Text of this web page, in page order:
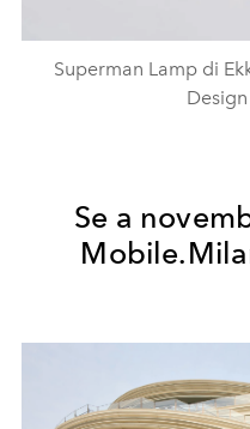
Superman Lamp di
Se a